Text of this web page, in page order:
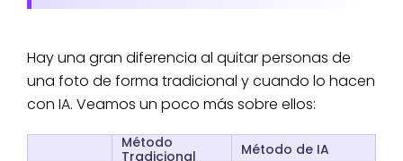
Hay una gran diferencia al quitar personas de
una foto de forma tradicional y cuando lo hacen
con IA. Veamos un poco más sobre ellos:
Método
Tradicional
Método de IA